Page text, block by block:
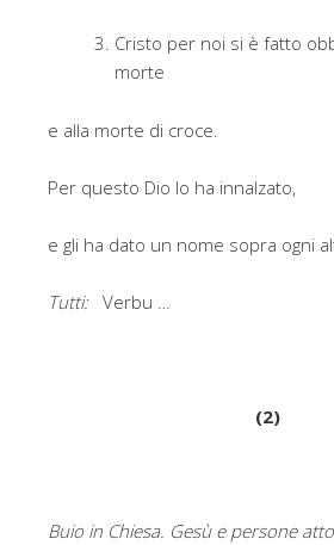
Cristo per noi si è fatto
morte
e alla morte di croce.
Per questo Dio lo ha innalzato,
e gli ha dato un nome sopra ogni
Tutti:Verbu …
(2)
Buio in Chiesa. Gesù e persone